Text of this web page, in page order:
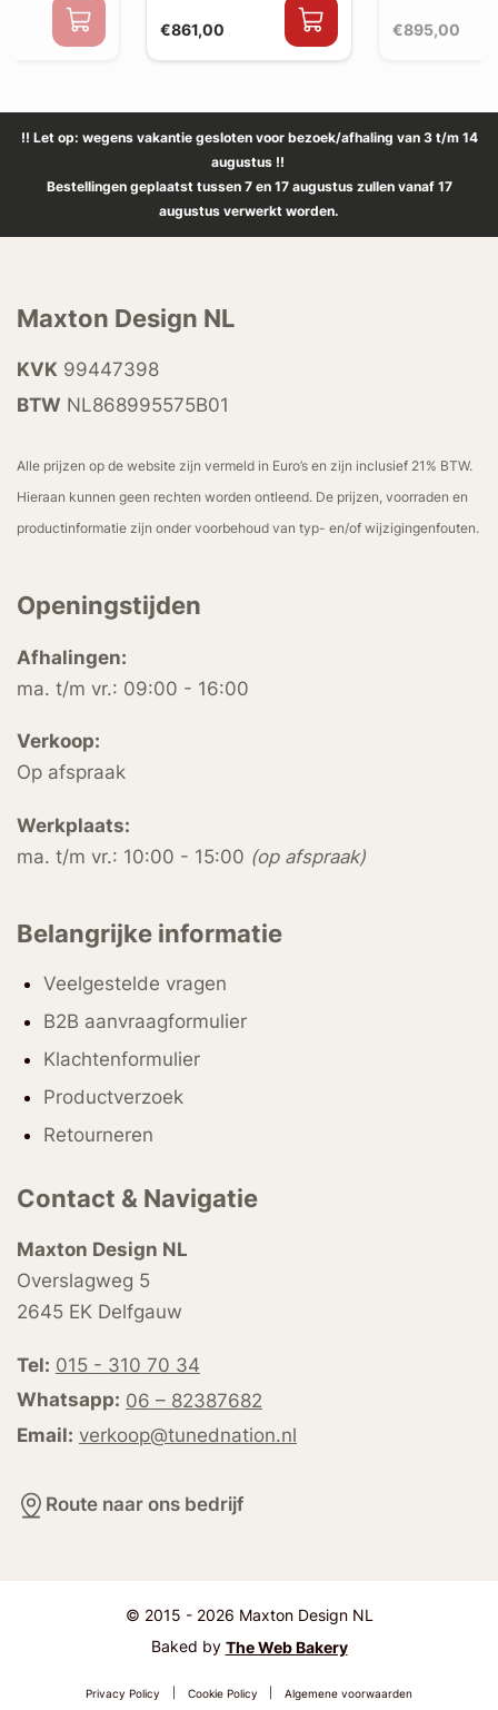
€861,00 €895,00
!! Let op: wegens vakantie gesloten voor bezoek/afhaling van 3 t/m 14
augustus !!
Bestellingen geplaatst tussen 7 en 17 augustus zullen vanaf 17
augustus verwerkt worden.
Maxton Design NL
KVK 99447398
BTW NL868995575B01
Alle prijzen op de website zijn vermeld in Euro’s en zijn inclusief 21% BTW.
Hieraan kunnen geen rechten worden ontleend. De prijzen, voorraden en
productinformatie zijn onder voorbehoud van typ- en/of wijzigingenfouten.
Openingstijden
Afhalingen:
ma. t/m vr.: 09:00 - 16:00
Verkoop:
Op afspraak
Werkplaats:
ma. t/m vr.: 10:00 - 15:00 (op afspraak)
Belangrijke informatie
Veelgestelde vragen
B2B aanvraagformulier
Klachtenformulier
Productverzoek
Retourneren
Contact & Navigatie
Maxton Design NL
Overslagweg 5
2645 EK Delfgauw
Tel: 015 - 310 70 34
Whatsapp: 06 – 82387682
Email: verkoop@tunednation.nl
Route naar ons bedrijf
© 2015 - 2026 Maxton Design NL
Baked by The Web Bakery
Privacy Policy Cookie Policy Algemene voorwaarden